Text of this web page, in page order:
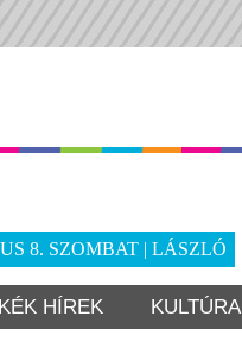
8. SZOMBAT | LÁSZLÓ
KÉK HÍREK KULTÚRA